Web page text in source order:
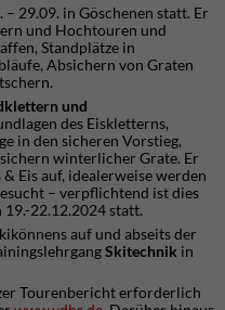
29.09. in Göschenen statt. Er
und Hochtouren und
Standplätze in
Absichern von Graten
und
des Eiskletterns,
in den sicheren Vorstieg,
winterlicher Grate. Er
Eis auf, idealerweise werden
– verpflichtend ist dies
22.12.2024 statt.
auf und abseits der
Skitechnik in
Tourenbericht erforderlich